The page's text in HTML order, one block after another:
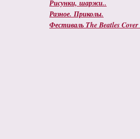
Рисунки, шаржи..
Разное. Приколы.
Фестиваль The Beatles Cover